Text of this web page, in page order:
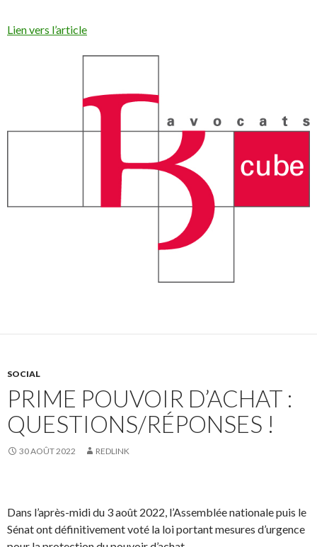
Lien vers l’article
SOCIAL
PRIME POUVOIR D’ACHAT :
QUESTIONS/RÉPONSES !
30 AOÛT 2022 REDLINK
Dans l’après-midi du 3 août 2022, l’Assemblée nationale puis le
Sénat ont définitivement voté la loi portant mesures d’urgence